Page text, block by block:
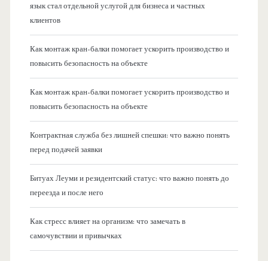
язык стал отдельной услугой для бизнеса и частных
клиентов
Как монтаж кран-балки помогает ускорить производство и
повысить безопасность на объекте
Как монтаж кран-балки помогает ускорить производство и
повысить безопасность на объекте
Контрактная служба без лишней спешки: что важно понять
перед подачей заявки
Битуах Леуми и резидентский статус: что важно понять до
переезда и после него
Как стресс влияет на организм: что замечать в
самочувствии и привычках